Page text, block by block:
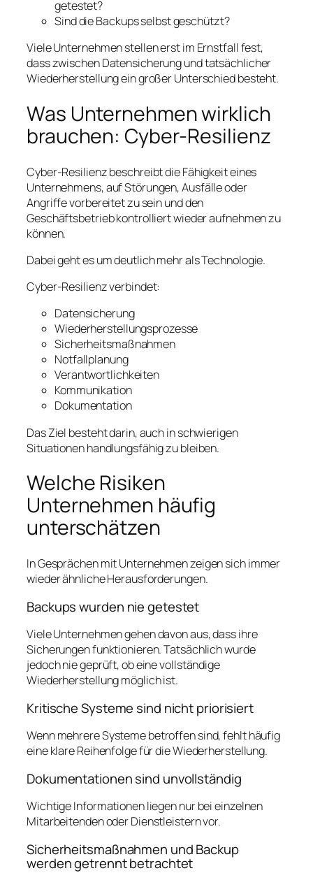
getestet?
Sind die Backups selbst geschützt?
Viele Unternehmen stellen erst im Ernstfall fest,
dass zwischen Datensicherung und tatsächlicher
Wiederherstellung ein großer Unterschied besteht.
Was Unternehmen wirklich
brauchen: Cyber-Resilienz
Cyber-Resilienz beschreibt die Fähigkeit eines
Unternehmens, auf Störungen, Ausfälle oder
Angriffe vorbereitet zu sein und den
Geschäftsbetrieb kontrolliert wieder aufnehmen zu
können.
Dabei geht es um deutlich mehr als Technologie.
Cyber-Resilienz verbindet:
Datensicherung
Wiederherstellungsprozesse
Sicherheitsmaßnahmen
Notfallplanung
Verantwortlichkeiten
Kommunikation
Dokumentation
Das Ziel besteht darin, auch in schwierigen
Situationen handlungsfähig zu bleiben.
Welche Risiken
Unternehmen häufig
unterschätzen
In Gesprächen mit Unternehmen zeigen sich immer
wieder ähnliche Herausforderungen.
Backups wurden nie getestet
Viele Unternehmen gehen davon aus, dass ihre
Sicherungen funktionieren. Tatsächlich wurde
jedoch nie geprüft, ob eine vollständige
Wiederherstellung möglich ist.
Kritische Systeme sind nicht priorisiert
Wenn mehrere Systeme betroffen sind, fehlt häufig
eine klare Reihenfolge für die Wiederherstellung.
Dokumentationen sind unvollständig
Wichtige Informationen liegen nur bei einzelnen
Mitarbeitenden oder Dienstleistern vor.
Sicherheitsmaßnahmen und Backup
werden getrennt betrachtet